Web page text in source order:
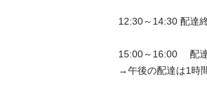
12:30～14:30 配達
15:00～16:00　 配
→午後の配達は1時